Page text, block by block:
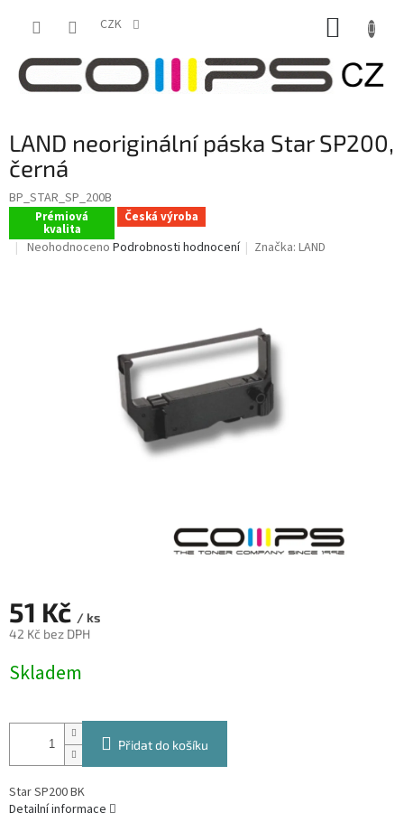
CZK
LAND neoriginální páska Star SP200,
černá
BP_STAR_SP_200B
Prémiová
kvalita
Česká výroba
Průměrné
Neohodnoceno Podrobnosti hodnocení Značka:LAND
51 Kč / ks
42 Kč bez DPH
cena:
Skladem
Přidat do košíku
Star SP200 BK
Detailní informace